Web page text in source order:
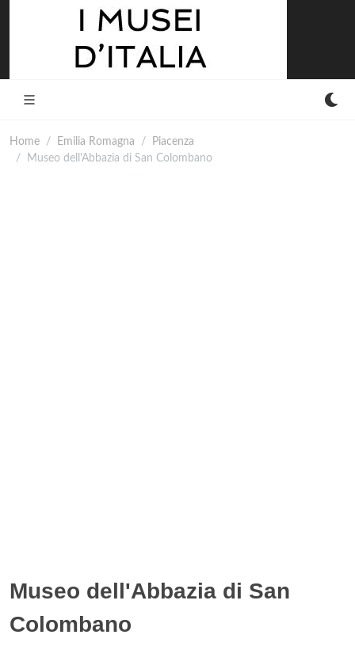
Home Emilia Romagna
Piacenza
Museo dell'Abbazia di San Colombano
Museo dell'Abbazia di San
Colombano